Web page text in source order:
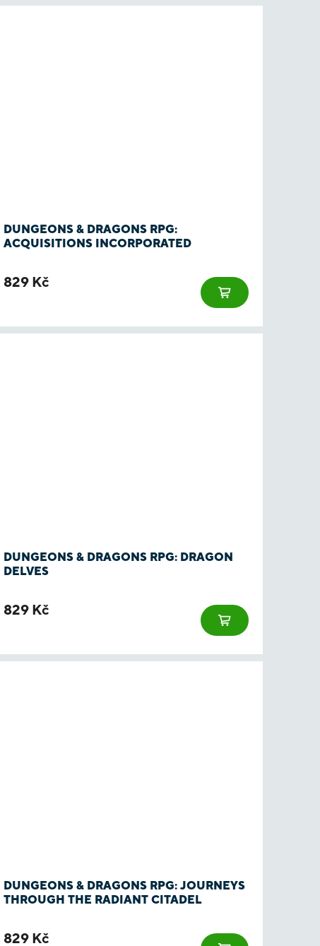
DUNGEONS & DRAGONS RPG:
ACQUISITIONS INCORPORATED
829 Kč
DUNGEONS & DRAGONS RPG: DRAGON
DELVES
829 Kč
DUNGEONS & DRAGONS RPG: JOURNEYS
THROUGH THE RADIANT CITADEL
829 Kč